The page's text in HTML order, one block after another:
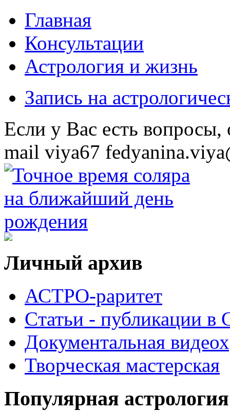
Главная
Консультации
Астрология и жизнь
Запись на
Eсли у Вас есть
mail viya67
Личный архив
АСТРО-раритет
Cтатьи - публикации
Документальная
Творческая мастерская
Популярная астрология